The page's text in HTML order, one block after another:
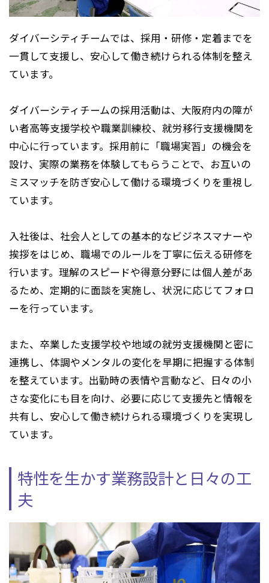
ダイバーシティチームでは、採用・研修・定着までを
一貫して支援し、安心して働き続けられる体制を整え
ています。
ダイバーシティチームの採用活動は、大阪府内の障が
い者高等支援学校や職業訓練校、就労移行支援機関を
中心に行っています。採用前に「職場実習」の機会を
設け、実際の業務を体験してもらうことで、お互いの
ミスマッチを防ぎ安心して働ける環境づくりを重視し
ています。
入社後は、社会人としての基本的なビジネスマナーや
挨拶をはじめ、職場でのルールを丁寧に伝える研修を
行います。理解のスピードや得意分野には個人差があ
るため、定期的に面談を実施し、状況に応じてフォロ
ーを行っています。
また、卒業した支援学校や地域の就労支援機関と密に
連携し、体調やメンタルの変化を早期に把握する体制
を整えています。出勤時の表情や言動など、日々の小
さな変化にも目を向け、必要に応じて支援先と情報を
共有し、安心して働き続けられる環境づくりを実現し
ています。
特性を生かす業務設計と日々の工
夫